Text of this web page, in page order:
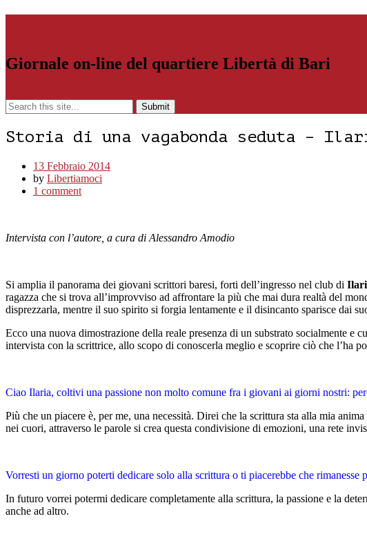
Giornale on-line del quartiere Libertà di Bari
Storia di una vagabonda seduta –
13 Febbraio 2014
by Libertiamoci
1 comment
Intervista con l’autore, a cura di Alessandro
Si amplia il panorama dei giovani scrittori baresi, forti dell’ingresso nel club di
ragazza che si trova all’improvviso ad affrontare la più che mai dura realtà del
disprezzarla, mentre il suo spirito si forgia lentamente e il disincanto sparisce dai
Ecco una nuova dimostrazione della reale presenza di un substrato socialmente e
intervista con la scrittrice, allo scopo di conoscerla meglio e scoprire ciò che l’ha
Ciao Ilaria, coltivi una passione non molto comune fra i giovani ai giorni nostri:
Più che un piacere è, per me, una necessità. Direi che la scrittura sta alla mia
nei cuori, attraverso le parole si crea questa condivisione di emozioni, una rete
Vorresti un giorno poterti dedicare solo alla scrittura o ti piacerebbe che rimanesse
In futuro vorrei potermi dedicare completamente alla scrittura, la passione e la
anche ad altro.